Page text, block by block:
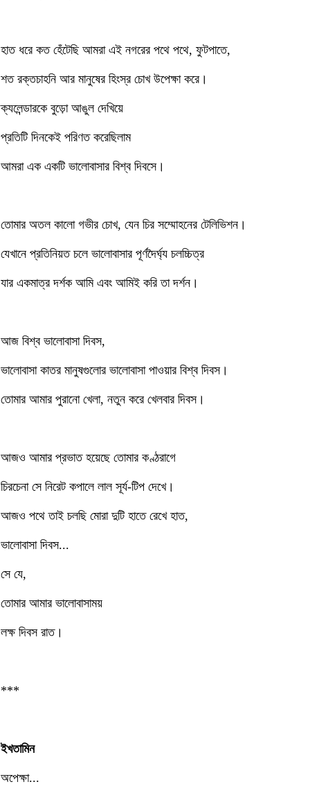
হাত ধরে কত হেঁটেছি আমরা এই নগরের পথে পথে, ফুটপাতে,
শত রক্তচাহনি আর মানুষের হিংস্র চোখ উপেক্ষা করে।
ক্যলেন্ডারকে বুড়ো আঙুল দেখিয়ে
প্রতিটি দিনকেই পরিণত করেছিলাম
আমরা এক একটি ভালোবাসার বিশ্ব দিবসে।
তোমার অতল কালো গভীর চোখ, যেন চির সম্মোহনের টেলিভিশন।
যেখানে প্রতিনিয়ত চলে ভালোবাসার পূর্ণদৈর্ঘ্য চলচ্চিত্র
যার একমাত্র দর্শক আমি এবং আমিই করি তা দর্শন।
আজ বিশ্ব ভালোবাসা দিবস,
ভালোবাসা কাতর মানুষগুলোর ভালোবাসা পাওয়ার বিশ্ব দিবস।
তোমার আমার পুরানো খেলা, নতুন করে খেলবার দিবস।
আজও আমার প্রভাত হয়েছে তোমার কণ্ঠরাগে
চিরচেনা সে নিরেট কপালে লাল সূর্য-টিপ দেখে।
আজও পথে তাই চলছি মোরা দুটি হাতে রেখে হাত,
ভালোবাসা দিবস...
সে যে,
তোমার আমার ভালোবাসাময়
লক্ষ দিবস রাত।
***
ইখতামিন
অপেক্ষা...